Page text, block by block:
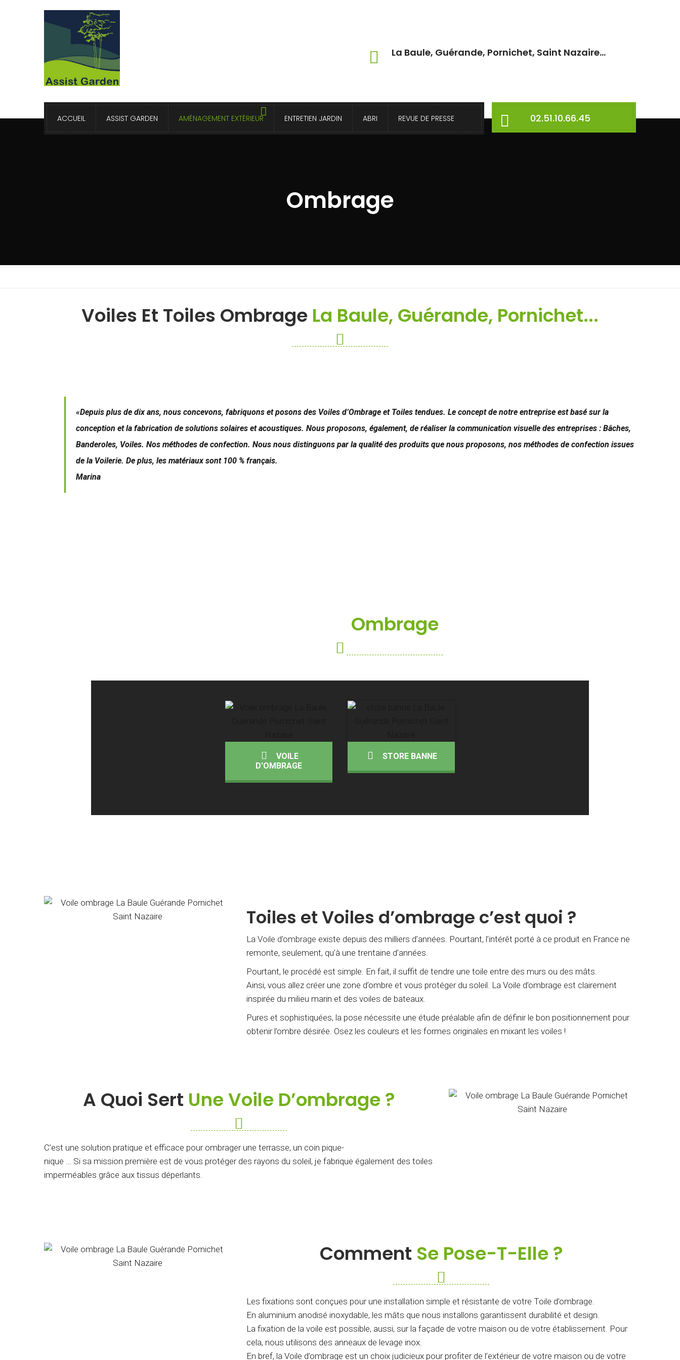
La Baule, Guérande, Pornichet, Saint Nazaire...
ACCUEIL ASSIST GARDEN AMÉNAGEMENT EXTÉRIEUR ENTRETIEN JARDIN ABRI REVUE DE PRESSE 02.51.10.66.45
Ombrage
Voiles Et Toiles Ombrage La Baule, Guérande, Pornichet...
«Depuis plus de dix ans, nous concevons, fabriquons et posons des Voiles d’Ombrage et Toiles tendues. Le concept de notre entreprise est basé sur la
conception et la fabrication de solutions solaires et acoustiques. Nous proposons, également, de réaliser la communication visuelle des entreprises : Bâches,
Banderoles, Voiles. Nos méthodes de confection. Nous nous distinguons par la qualité des produits que nous proposons, nos méthodes de confection issues
de la Voilerie. De plus, les matériaux sont 100 % français.
Marina
Ombrage
VOILE
D'OMBRAGE
STORE BANNE
Toiles et Voiles d’ombrage c’est quoi ?
La Voile d’ombrage existe depuis des milliers d’années. Pourtant, l’intérêt porté à ce produit en France ne
remonte, seulement, qu’à une trentaine d’années.
Pourtant, le procédé est simple. En fait, il suffit de tendre une toile entre des murs ou des mâts.
Ainsi, vous allez créer une zone d’ombre et vous protéger du soleil. La Voile d’ombrage est clairement
inspirée du milieu marin et des voiles de bateaux.
Pures et sophistiquées, la pose nécessite une étude préalable afin de définir le bon positionnement pour
obtenir l’ombre désirée. Osez les couleurs et les formes originales en mixant les voiles !
A Quoi Sert Une Voile D’ombrage ?
C’est une solution pratique et efficace pour ombrager une terrasse, un coin pique-
nique … Si sa mission première est de vous protéger des rayons du soleil, je fabrique également des toiles
imperméables grâce aux tissus déperlants.
Comment Se Pose-T-Elle ?
Les fixations sont conçues pour une installation simple et résistante de votre Toile d’ombrage.
En aluminium anodisé inoxydable, les mâts que nous installons garantissent durabilité et design.
La fixation de la voile est possible, aussi, sur la façade de votre maison ou de votre établissement. Pour
cela, nous utilisons des anneaux de levage inox.
En bref, la Voile d’ombrage est un choix judicieux pour profiter de l’extérieur de votre maison ou de votre